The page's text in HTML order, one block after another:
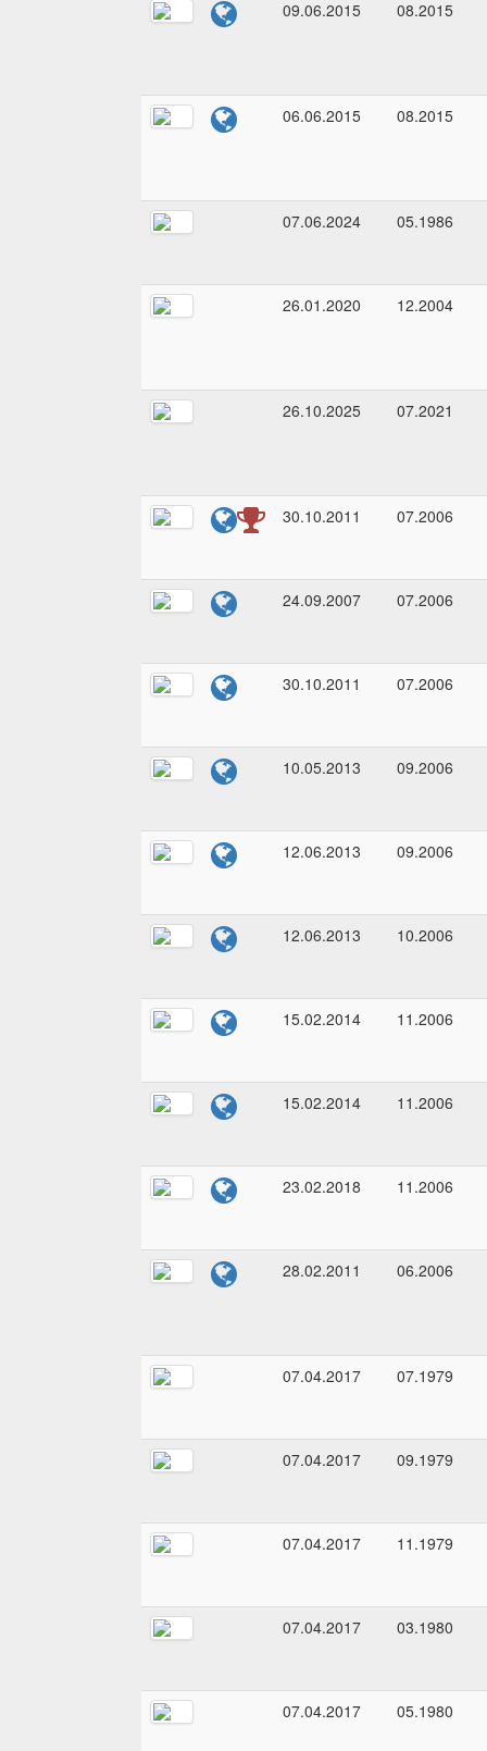
09.06.2015 08.2015
06.06.2015 08.2015
07.06.2024 05.1986
26.01.2020 12.2004
26.10.2025 07.2021
30.10.2011 07.2006
24.09.2007 07.2006
30.10.2011 07.2006
10.05.2013 09.2006
12.06.2013 09.2006
12.06.2013 10.2006
15.02.2014 11.2006
15.02.2014 11.2006
23.02.2018 11.2006
28.02.2011 06.2006
07.04.2017 07.1979
07.04.2017 09.1979
07.04.2017 11.1979
07.04.2017 03.1980
07.04.2017 05.1980